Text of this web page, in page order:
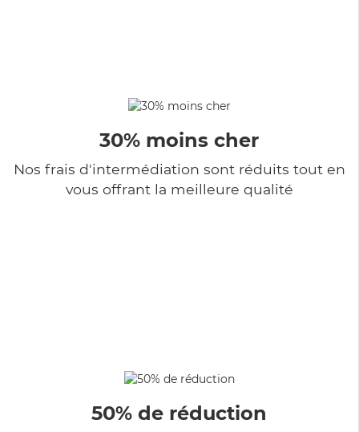
30% moins cher
Nos frais d'intermédiation sont réduits tout en
vous offrant la meilleure qualité
50% de réduction